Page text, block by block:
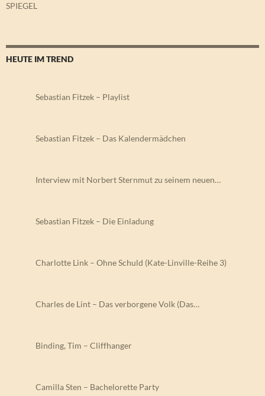
SPIEGEL
HEUTE IM TREND
Sebastian Fitzek – Playlist
Sebastian Fitzek – Das Kalendermädchen
Interview mit Norbert Sternmut zu seinem neuen…
Sebastian Fitzek – Die Einladung
Charlotte Link – Ohne Schuld (Kate-Linville-Reihe 3)
Charles de Lint – Das verborgene Volk (Das…
Binding, Tim – Cliffhanger
Camilla Sten – Bachelorette Party